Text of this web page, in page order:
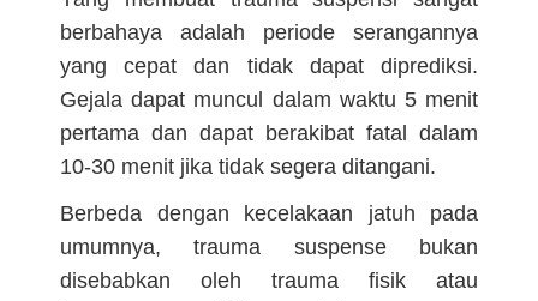
berbahaya adalah periode serangannya
yang cepat dan tidak dapat diprediksi.
Gejala dapat muncul dalam waktu 5 menit
pertama dan dapat berakibat fatal dalam
10-30 menit jika tidak segera ditangani.
Berbeda dengan kecelakaan jatuh pada
umumnya, trauma suspense bukan
disebabkan oleh trauma fisik atau